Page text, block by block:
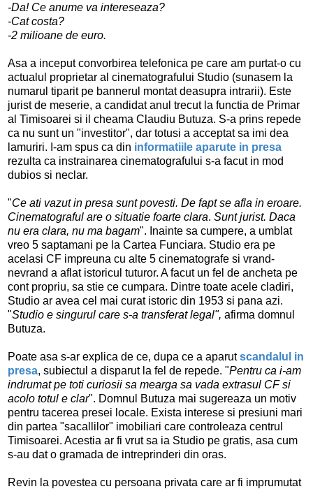
-Da! Ce anume va intereseaza?
-Cat costa?
-2 milioane de euro.
Asa a inceput convorbirea telefonica pe care am purtat-o cu
actualul proprietar al cinematografului Studio (sunasem la
numarul tiparit pe bannerul montat deasupra intrarii). Este
jurist de meserie, a candidat anul trecut la functia de Primar
al Timisoarei si il cheama Claudiu Butuza. S-a prins repede
ca nu sunt un "investitor", dar totusi a acceptat sa imi dea
lamuriri. I-am spus ca din informatiile aparute in presa
rezulta ca instrainarea cinematografului s-a facut in mod
dubios si neclar.
"Ce ati vazut in presa sunt povesti. De fapt se afla in eroare.
Cinematograful are o situatie foarte clara. Sunt jurist. Daca
nu era clara, nu ma bagam". Inainte sa cumpere, a umblat
vreo 5 saptamani pe la Cartea Funciara. Studio era pe
acelasi CF impreuna cu alte 5 cinematografe si vrand-
nevrand a aflat istoricul tuturor. A facut un fel de ancheta pe
cont propriu, sa stie ce cumpara. Dintre toate acele cladiri,
Studio ar avea cel mai curat istoric din 1953 si pana azi.
"Studio e singurul care s-a transferat legal", afirma domnul
Butuza.
Poate asa s-ar explica de ce, dupa ce a aparut scandalul in
presa, subiectul a disparut la fel de repede. "Pentru ca i-am
indrumat pe toti curiosii sa mearga sa vada extrasul CF si
acolo totul e clar". Domnul Butuza mai sugereaza un motiv
pentru tacerea presei locale. Exista interese si presiuni mari
din partea "sacallilor" imobiliari care controleaza centrul
Timisoarei. Acestia ar fi vrut sa ia Studio pe gratis, asa cum
s-au dat o gramada de intreprinderi din oras.
Revin la povestea cu persoana privata care ar fi imprumutat